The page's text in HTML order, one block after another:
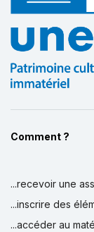
Comment ?
...recevoir une
...inscrire des
...accéder au